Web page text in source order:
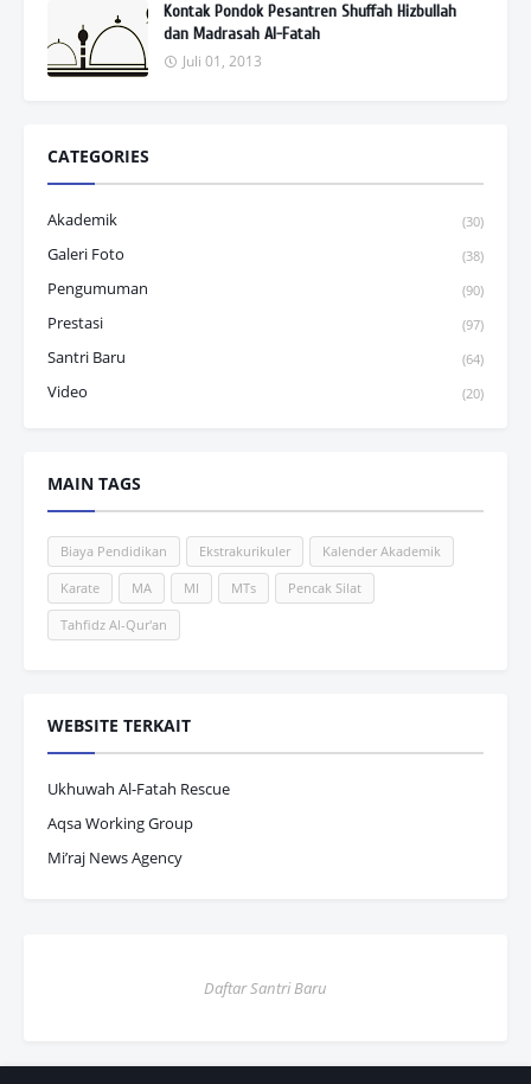
Kontak Pondok Pesantren Shuffah Hizbullah
dan Madrasah Al-Fatah
Juli 01, 2013
CATEGORIES
Akademik (30)
Galeri Foto (38)
Pengumuman (90)
Prestasi (97)
Santri Baru (64)
Video (20)
MAIN TAGS
Biaya Pendidikan Ekstrakurikuler Kalender Akademik
Karate MA MI MTs Pencak Silat
Tahfidz Al-Qur'an
WEBSITE TERKAIT
Ukhuwah Al-Fatah Rescue
Aqsa Working Group
Mi’raj News Agency
Daftar Santri Baru